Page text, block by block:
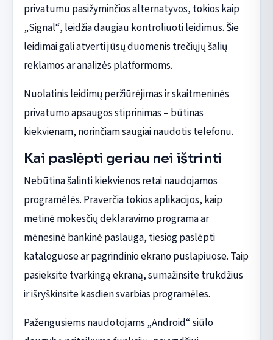
privatumu pasižyminčios alternatyvos, tokios kaip
„Signal“, leidžia daugiau kontroliuoti leidimus. Šie
leidimai gali atverti jūsų duomenis trečiųjų šalių
reklamos ar analizės platformoms.
Nuolatinis leidimų peržiūrėjimas ir skaitmeninės
privatumo apsaugos stiprinimas – būtinas
kiekvienam, norinčiam saugiai naudotis telefonu.
Kai paslėpti geriau nei ištrinti
Nebūtina šalinti kiekvienos retai naudojamos
programėlės. Praverčia tokios aplikacijos, kaip
metinė mokesčių deklaravimo programa ar
mėnesinė bankinė paslauga, tiesiog paslėpti
kataloguose ar pagrindinio ekrano puslapiuose. Taip
pasieksite tvarkingą ekraną, sumažinsite trukdžius
ir išryškinsite kasdien svarbias programėles.
Pažengusiems naudotojams „Android“ siūlo